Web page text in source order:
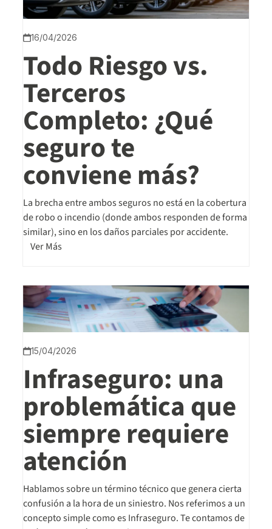
16/04/2026
Todo Riesgo vs.
Terceros
Completo: ¿Qué
seguro te
conviene más?
La brecha entre ambos seguros no está en la cobertura
de robo o incendio (donde ambos responden de forma
similar), sino en los daños parciales por accidente.
Ver Más
15/04/2026
Infraseguro: una
problemática que
siempre requiere
atención
Hablamos sobre un término técnico que genera cierta
confusión a la hora de un siniestro. Nos referimos a un
concepto simple como es Infraseguro. Te contamos de